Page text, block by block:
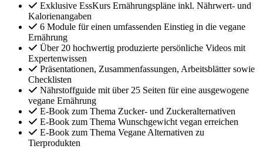
Exklusive EssKurs Ernährungspläne inkl. Nährwert- und
Kalorienangaben
6 Module für einen umfassenden Einstieg in die vegane
Ernährung
Über 20 hochwertig produzierte persönliche Videos mit
Expertenwissen
Präsentationen, Zusammenfassungen, Arbeitsblätter sowie
Checklisten
Nährstoffguide mit über 25 Seiten für eine ausgewogene
vegane Ernährung
E-Book zum Thema Zucker- und Zuckeralternativen
E-Book zum Thema Wunschgewicht vegan erreichen
E-Book zum Thema Vegane Alternativen zu
Tierprodukten